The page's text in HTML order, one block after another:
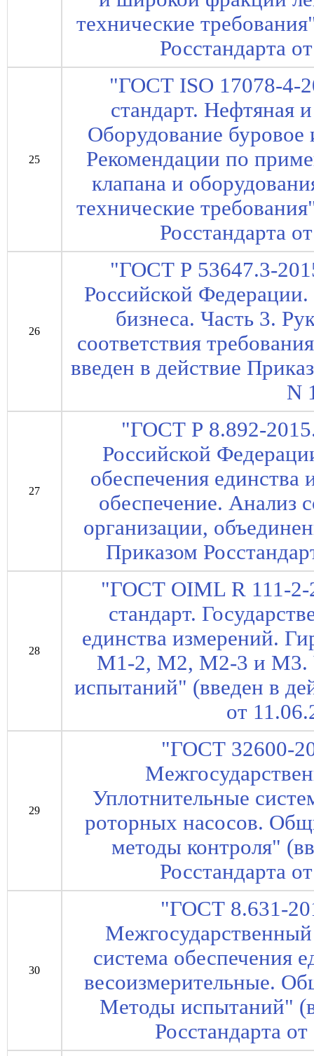
технические
Росстандарта
25
"ГОСТ ISO 17078-4-
стандарт. Нефтяная
Оборудование буровое
Рекомендации по
клапана и
технические
Росстандарта
26
"ГОСТ Р 53647.3-
Российской
бизнеса. Часть 3.
соответствия
введен в действие
N
27
"ГОСТ Р 8.892-
Российской
обеспечения единства
обеспечение. Анализ
организации,
Приказом
28
"ГОСТ OIML R 111-2-
стандарт.
единства измерений.
M1-2, M2, M2-3 и M3.
испытаний" (введен в
от
29
"ГОСТ 32600-
Уплотнительные
роторных насосов.
методы контроля"
Росстандарта
30
"ГОСТ 8.631-
Межгосударственный
система обеспечения
весоизмерительные.
Методы испытаний"
Росстандарта